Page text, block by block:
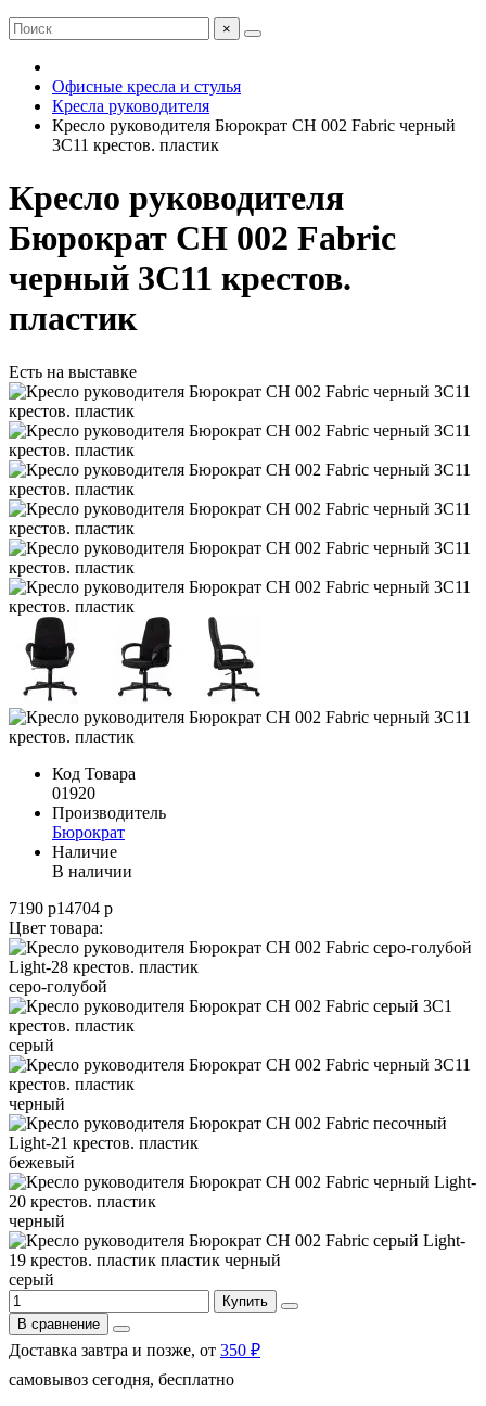
×
Офисные кресла и стулья
Кресла руководителя
Кресло руководителя Бюрократ CH 002 Fabric черный
3C11 крестов. пластик
Кресло руководителя
Бюрократ CH 002 Fabric
черный 3C11 крестов.
пластик
Есть на выставке
Код Товара
01920
Производитель
Бюрократ
Наличие
В наличии
7190 р14704 р
Цвет товара:
серо-голубой
серый
черный
бежевый
черный
серый
Купить
В сравнение
Доставка завтра и позже, от 350 ₽
самовывоз сегодня, бесплатно